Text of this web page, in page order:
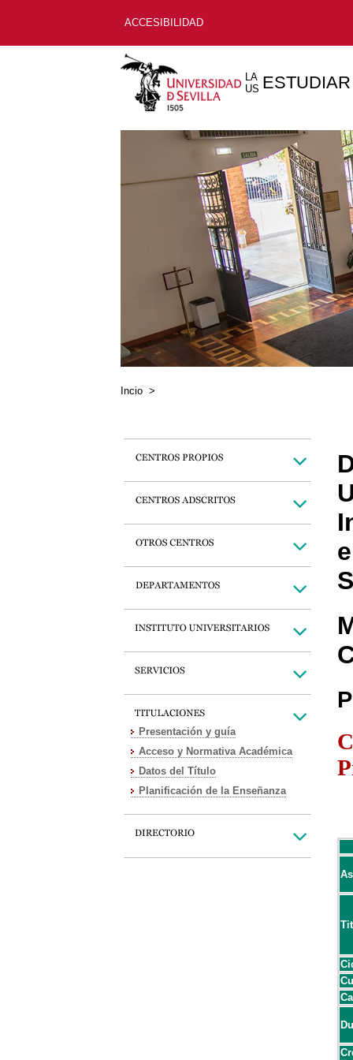
ACCESIBILIDAD
LA
US ESTUDIAR
Incio >
Presentación y guía
Acceso y Normativa Académica
Datos del Título
Planificación de la Enseñanza